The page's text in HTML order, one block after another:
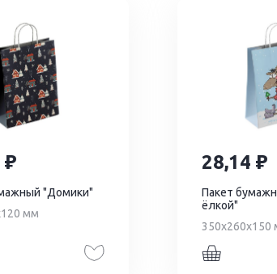
"Домики"
мм
28,14
Пакет
ёлкой"
350х260х150